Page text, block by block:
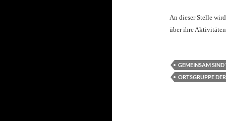
An dieser Stelle
über ihre
GEMEINSAM
ORTSGRUPPE